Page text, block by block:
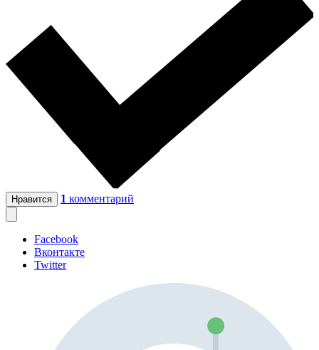
Нравится 1 комментарий
Facebook
Вконтакте
Twitter